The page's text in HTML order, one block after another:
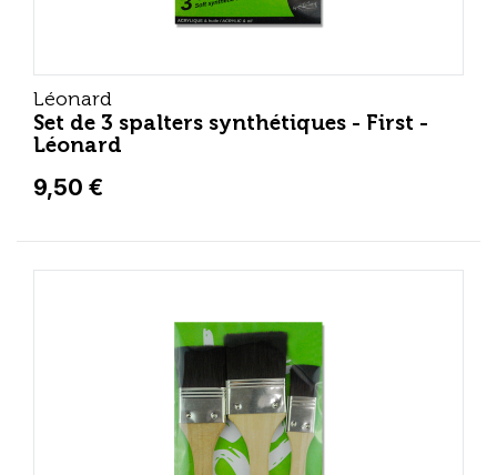
Léonard
Set de 3 spalters synthétiques - First -
Léonard
9,50 €